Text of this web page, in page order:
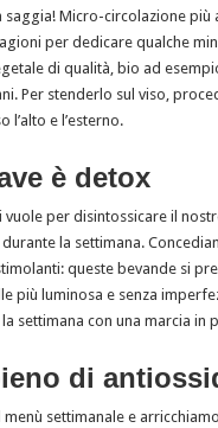
saggia! Micro-circolazione
per dedicare qualche
di qualità, bio ad
Per stenderlo sul viso,
l’alto e l’esterno.
è detox
vuole per disintossicare il
la settimana.
queste bevande si
più luminosa e senza
settimana con una marcia in
di
settimanale e